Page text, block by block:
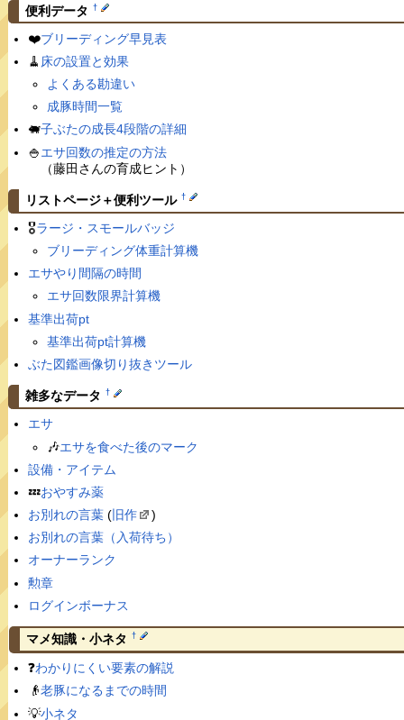
便利データ †
❤️ブリーディング早見表
🧹 床の設置と効果
よくある勘違い
成豚時間一覧
🐖子ぶたの成長4段階の詳細
🍚エサ回数の推定の方法
（藤田さんの育成ヒント）
リストページ＋便利ツール †
🎖ラージ・スモールバッジ
ブリーディング体重計算機
エサやり間隔の時間
エサ回数限界計算機
基準出荷pt
基準出荷pt計算機
ぶた図鑑画像切り抜きツール
雑多なデータ †
エサ
🎶エサを食べた後のマーク
設備・アイテム
💤おやすみ薬
お別れの言葉(旧作
)
お別れの言葉（入荷待ち）
オーナーランク
勲章
ログインボーナス
マメ知識・小ネタ †
❓わかりにくい要素の解説
👴老豚になるまでの時間
💡小ネタ